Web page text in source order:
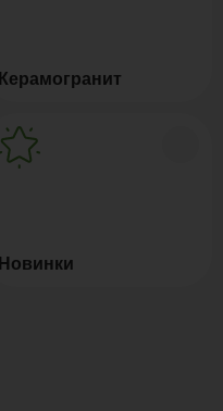
Керамогранит
Новинки